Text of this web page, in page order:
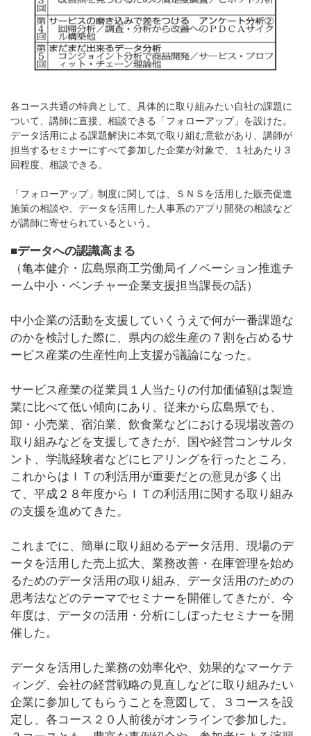
各コース共通の特典として、具体的に取り組みたい自社の課題に
ついて、講師に直接、相談できる「フォローアップ」を設けた。
データ活用による課題解決に本気で取り組む意欲があり、講師が
担当するセミナーにすべて参加した企業が対象で、１社あたり３
回程度、相談できる。
「フォローアップ」制度に関しては、ＳＮＳを活用した販売促進
施策の相談や、データを活用した人事系のアプリ開発の相談など
が講師に寄せられているという。
■データへの認識高まる
（亀本健介・広島県商工労働局イノベーション推進チ
ーム中小・ベンチャー企業支援担当課長の話）
中小企業の活動を支援していくうえで何が一番課題な
のかを検討した際に、県内の総生産の７割を占めるサ
ービス産業の生産性向上支援が議論になった。
サービス産業の従業員１人当たりの付加価値額は製造
業に比べて低い傾向にあり、従来から広島県でも、
卸・小売業、宿泊業、飲食業などにおける現場改善の
取り組みなどを支援してきたが、国や経営コンサルタ
ント、学識経験者などにヒアリングを行ったところ、
これからはＩＴの利活用が重要だとの意見が多く出
て、平成２８年度からＩＴの利活用に関する取り組み
の支援を進めてきた。
これまでに、簡単に取り組めるデータ活用、現場のデ
ータを活用した売上拡大、業務改善・在庫管理を始め
るためのデータ活用の取り組み、データ活用のための
思考法などのテーマでセミナーを開催してきたが、今
年度は、データの活用・分析にしぼったセミナーを開
催した。
データを活用した業務の効率化や、効果的なマーケテ
ィング、会社の経営戦略の見直しなどに取り組みたい
企業に参加してもらうことを意図して、３コースを設
定し、各コース２０人前後がオンラインで参加した。